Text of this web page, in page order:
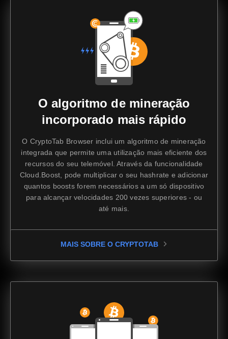
O algoritmo de mineração
incorporado mais rápido
O CryptoTab Browser inclui um algoritmo de mineração
integrada que permite uma utilização mais eficiente dos
recursos do seu telemóvel. Através da funcionalidade
Cloud.Boost, pode multiplicar o seu hashrate e adicionar
quantos boosts forem necessários a um só dispositivo
para alcançar velocidades 200 vezes superiores - ou
até mais.
MAIS SOBRE O CRYPTOTAB